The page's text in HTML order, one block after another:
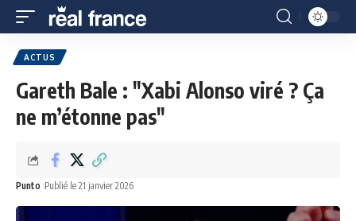
ACTUS
Gareth Bale : "Xabi Alonso viré ? Ça
ne m’étonne pas"
Punto Publié le 21 janvier 2026